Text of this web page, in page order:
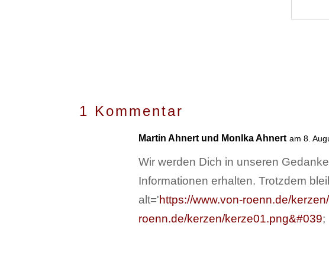
1 Kommentar
Martin Ahnert und Monlka Ahnert am 8.
Wir werden Dich in unseren
Informationen erhalten. Trotzdem
alt='https://www.von-roenn.de/
roenn.de/kerzen/kerze01.png&#039;